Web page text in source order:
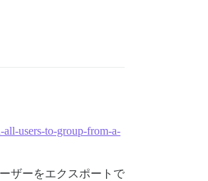
all-users-to-group-from-a-
ザーをエクスポートで